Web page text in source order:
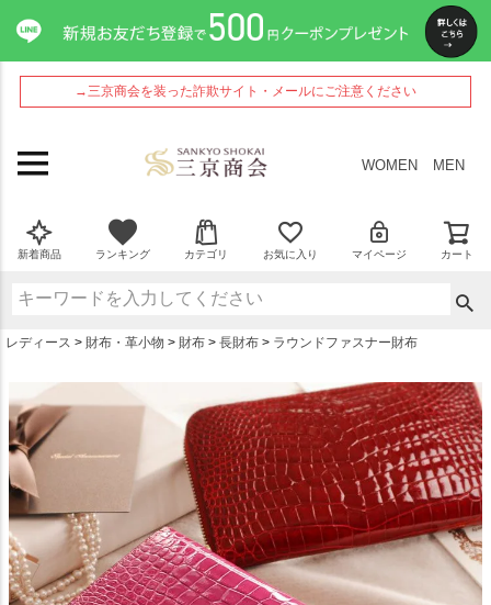
→三京商会を装った詐欺サイト・メールにご注意ください
WOMEN MEN
新着商品 ランキング カテゴリ お気に入り マイページ カート
レディース 財布・革小物 財布 長財布 ラウンドファスナー財布
ペー
ジト
ップ
へ